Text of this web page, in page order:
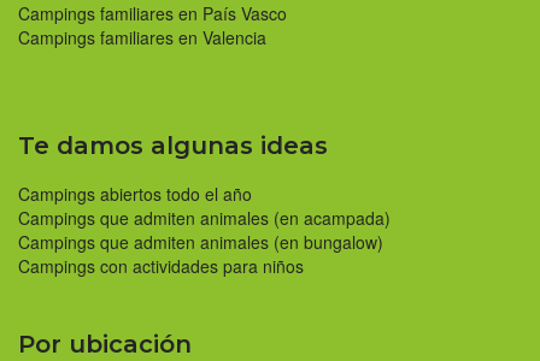
Campings familiares en País Vasco
Campings familiares en Valencia
Te damos algunas ideas
Campings abiertos todo el año
Campings que admiten animales (en acampada)
Campings que admiten animales (en bungalow)
Campings con actividades para niños
Por ubicación